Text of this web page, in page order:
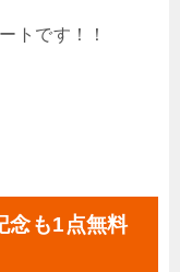
トです！！
念も1点無料